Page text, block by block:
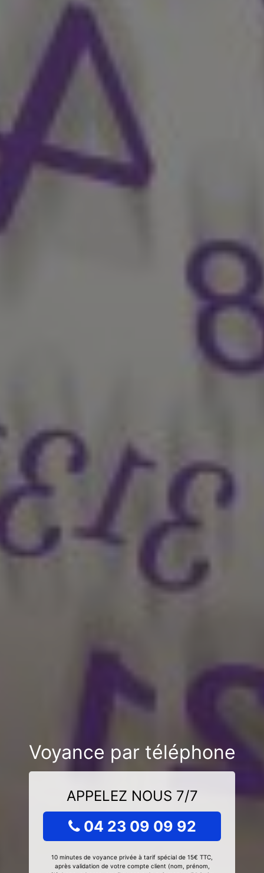
Voyance par téléphone
APPELEZ NOUS 7/7
04 23 09 09 92
10 minutes de voyance privée à tarif spécial de 15€ TTC,
après validation de votre compte client (nom, prénom,